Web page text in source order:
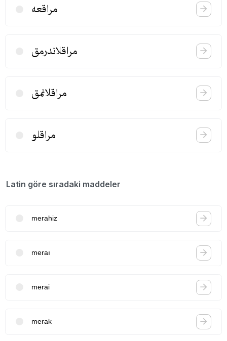
مراقعه
مراقلاندرمق
مراقلانمق
مراقلو
Latin göre sıradaki maddeler
merahiz
meraı
merai
merak